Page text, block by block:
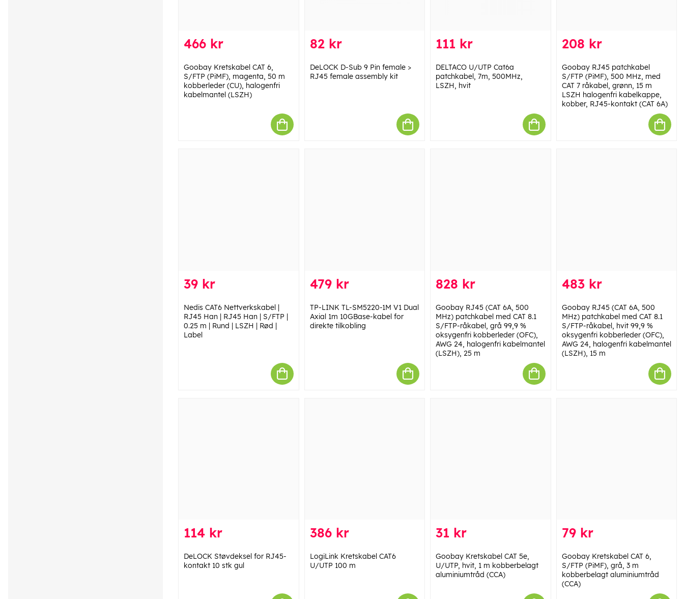
466 kr
Goobay Kretskabel CAT 6,
S/FTP (PiMF), magenta, 50 m
kobberleder (CU), halogenfri
kabelmantel (LSZH)
82 kr
DeLOCK D-Sub 9 Pin female >
RJ45 female assembly kit
111 kr
DELTACO U/UTP Cat6a
patchkabel, 7m, 500MHz,
LSZH, hvit
208 kr
Goobay RJ45 patchkabel
S/FTP (PiMF), 500 MHz, med
CAT 7 råkabel, grønn, 15 m
LSZH halogenfri kabelkappe,
kobber, RJ45-kontakt (CAT 6A)
39 kr
Nedis CAT6 Nettverkskabel |
RJ45 Han | RJ45 Han | S/FTP |
0.25 m | Rund | LSZH | Rød |
Label
479 kr
TP-LINK TL-SM5220-1M V1 Dual
Axial 1m 10GBase-kabel for
direkte tilkobling
828 kr
Goobay RJ45 (CAT 6A, 500
MHz) patchkabel med CAT 8.1
S/FTP-råkabel, grå 99,9 %
oksygenfri kobberleder (OFC),
AWG 24, halogenfri kabelmantel
(LSZH), 25 m
483 kr
Goobay RJ45 (CAT 6A, 500
MHz) patchkabel med CAT 8.1
S/FTP-råkabel, hvit 99,9 %
oksygenfri kobberleder (OFC),
AWG 24, halogenfri kabelmantel
(LSZH), 15 m
114 kr
DeLOCK Støvdeksel for RJ45-
kontakt 10 stk gul
386 kr
LogiLink Kretskabel CAT6
U/UTP 100 m
31 kr
Goobay Kretskabel CAT 5e,
U/UTP, hvit, 1 m kobberbelagt
aluminiumtråd (CCA)
79 kr
Goobay Kretskabel CAT 6,
S/FTP (PiMF), grå, 3 m
kobberbelagt aluminiumtråd
(CCA)